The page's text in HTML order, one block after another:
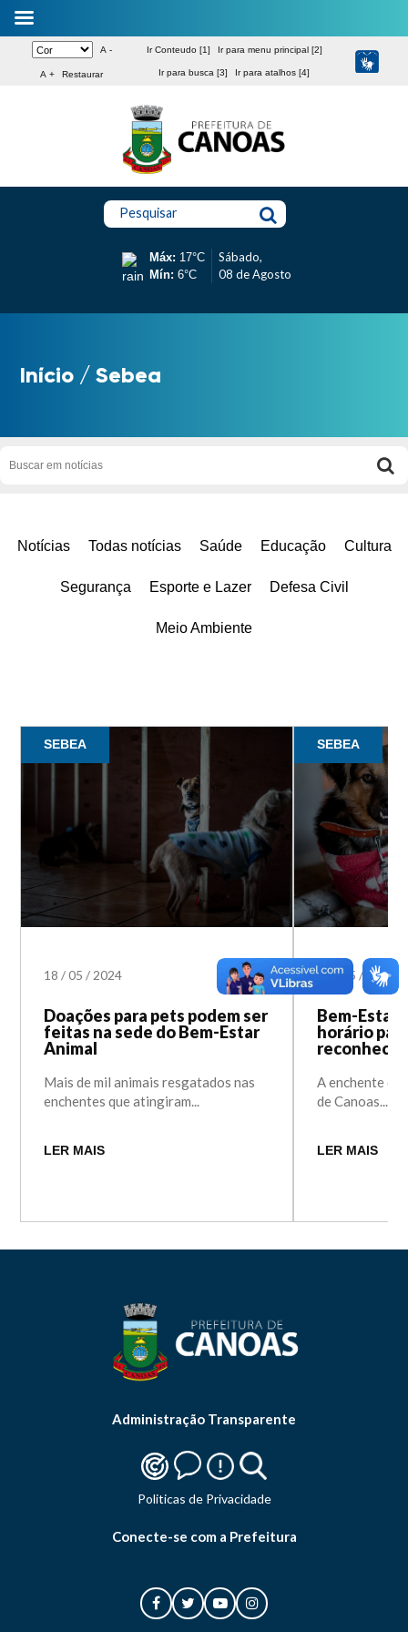
A -
A + Restaurar
Ir Conteudo [1] Ir para menu principal [2]
Ir para busca [3] Ir para atalhos [4]
Pesquisar
Máx: 17°C
Mín: 6°C
Sábado,
08 de Agosto
Início /Sebea
Notícias Todas notícias Saúde Educação Cultura
Segurança Esporte e Lazer Defesa Civil
Meio Ambiente
SEBEA
18 /05 /2024
Doações para pets podem ser
feitas na sede do Bem-Estar
Animal
Mais de mil animais resgatados nas
enchentes que atingiram...
LER MAIS
SEBEA
17/05 / 2024
Bem-Estar
horário
A enchente
de Canoas...
LER MAIS
Administração Transparente
Politicas de Privacidade
Conecte-se com a Prefeitura